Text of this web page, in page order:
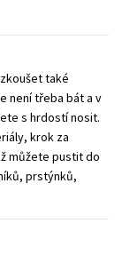
také
není třeba bát a v
s hrdostí nosit.
krok za
můžete pustit do
prstýnků,